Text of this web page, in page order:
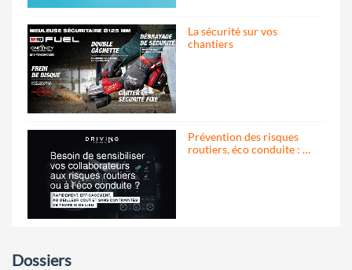
La sécurité sur vos
chantiers
Prévention des risques
routiers, éco conduite : …
Dossiers